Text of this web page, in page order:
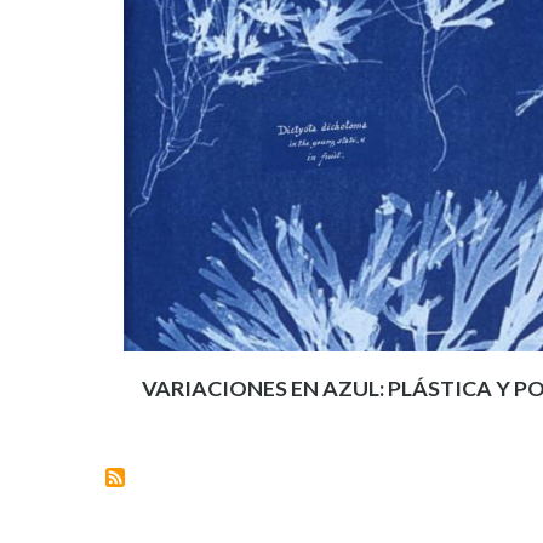
VARIACIONES EN AZUL: PLÁSTICA Y